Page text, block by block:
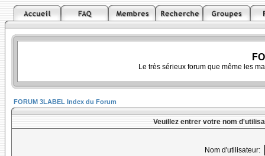
Le très sérieux forum que même les
FORUM 3LABEL Index du Forum
Veuillez entrer votre nom
Nom d'utilisateur: